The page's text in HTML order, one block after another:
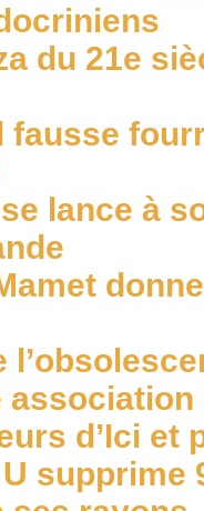
du 21e
fausse
lance à
d’Ici et
supprime